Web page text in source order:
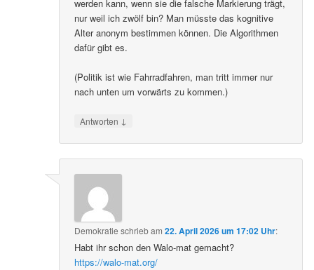
werden kann, wenn sie die falsche Markierung trägt,
nur weil ich zwölf bin? Man müsste das kognitive
Alter anonym bestimmen können. Die Algorithmen
dafür gibt es.
(Politik ist wie Fahrradfahren, man tritt immer nur
nach unten um vorwärts zu kommen.)
Antworten ↓
Demokratie schriebam22. April 2026 um 17:02 Uhr:
Habt ihr schon den Walo-mat gemacht?
https://walo-mat.org/